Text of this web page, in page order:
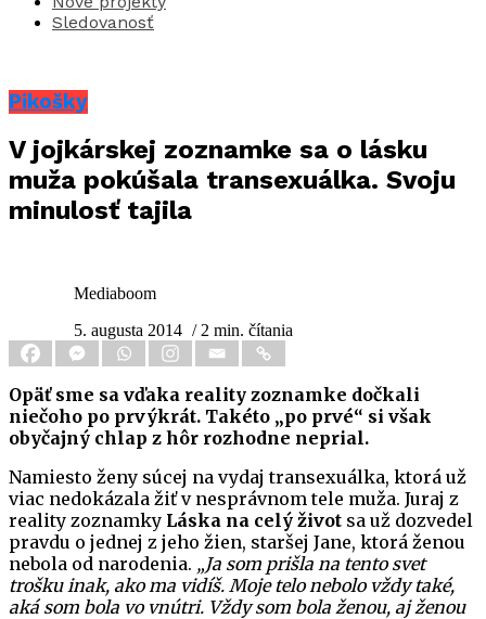
Sledovanosť
Pikošky
V jojkárskej zoznamke sa o lásku
muža pokúšala transexuálka. Svoju
minulosť tajila
Mediaboom
5. augusta 2014 / 2 min. čítania
Opäť sme sa vďaka reality zoznamke dočkali
niečoho po prvýkrát. Takéto „po prvé“ si však
obyčajný chlap z hôr rozhodne neprial.
Namiesto ženy súcej na vydaj transexuálka, ktorá už
viac nedokázala žiť v nesprávnom tele muža. Juraj z
reality zoznamky Láska na celý život sa už dozvedel
pravdu o jednej z jeho žien, staršej Jane, ktorá ženou
nebola od narodenia. „Ja som prišla na tento svet
trošku inak, ako ma vidíš. Moje telo nebolo vždy také,
aká som bola vo vnútri. Vždy som bola ženou, aj ženou